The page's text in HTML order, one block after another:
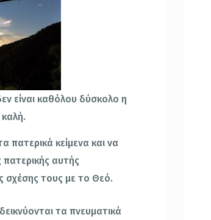
είναι καθόλου δύσκολο η
πατερικά κείμενα και να
αυτής
σχέσης τους με το Θεό.
τα πνευματικά